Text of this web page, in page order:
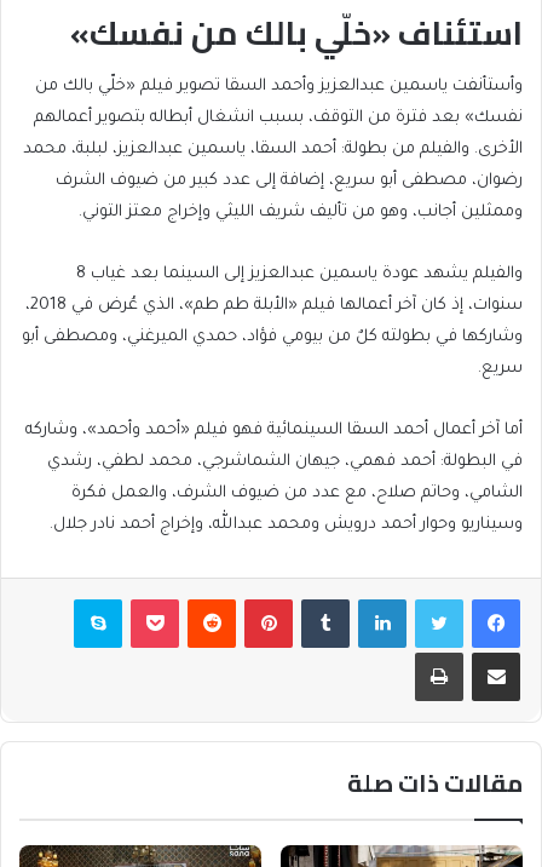
استئناف «خلّي بالك من نفسك»
وأستأنفت ياسمين عبدالعزيز وأحمد السقا تصوير فيلم «خلّي بالك من
نفسك» بعد فترة من التوقف، بسبب انشغال أبطاله بتصوير أعمالهم
الأخرى. والفيلم من بطولة: أحمد السقا، ياسمين عبدالعزيز، لبلبة، محمد
رضوان، مصطفى أبو سريع، إضافة إلى عدد كبير من ضيوف الشرف
وممثلين أجانب، وهو من تأليف شريف الليثي وإخراج معتز التوني.
والفيلم يشهد عودة ياسمين عبدالعزيز إلى السينما بعد غياب 8
سنوات، إذ كان آخر أعمالها فيلم «الأبلة طم طم»، الذي عُرض في 2018،
وشاركها في بطولته كلٌ من بيومي فؤاد، حمدي الميرغني، ومصطفى أبو
سريع.
أما آخر أعمال أحمد السقا السينمائية فهو فيلم «أحمد وأحمد»، وشاركه
في البطولة: أحمد فهمي، جيهان الشماشرجي، محمد لطفي، رشدي
الشامي، وحاتم صلاح، مع عدد من ضيوف الشرف، والعمل فكرة
وسيناريو وحوار أحمد درويش ومحمد عبدالله، وإخراج أحمد نادر جلال.
فيسبوكتويتر لينكدإن بينتيريست بوكيت سكايب
مشاركة عبر البريد طباعة
مقالات ذات صلة